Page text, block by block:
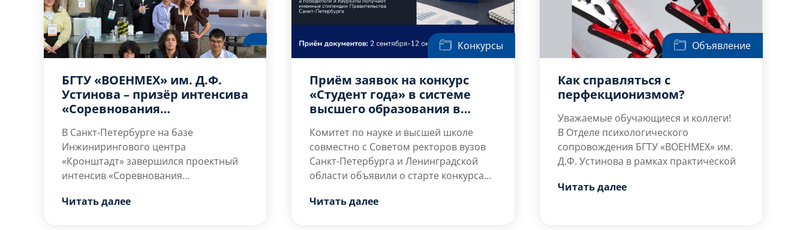
инженерные […]
БГТУ «ВОЕНМЕХ» им. Д.Ф.
Устинова – призёр интенсива
«Соревнования
Остров инженеров»
В Санкт-Петербурге на базе
Инжинирингового центра
«Кронштадт» завершился проектный
интенсив «Соревнования
инженеров», организованный
Читать далее
Конкурсы
Приём заявок на конкурс
«Студент года» в системе
высшего образования в
Комитет по науке и высшей школе
совместно с Советом ректоров вузов
Санкт-Петербурга и Ленинградской
области объявили о старте конкурса
образования Санкт-Петербурга.
студентов, которые добились высоких
Читать далее
Объявление
Как справляться с
перфекционизмом?
Уважаемые обучающиеся и коллеги!
В Отделе психологического
сопровождения БГТУ «ВОЕНМЕХ» им.
Д.Ф. Устинова в рамках практической
специальности 37.05.02 «Психология
Автор проекта: обучающийся группы
Читать далее